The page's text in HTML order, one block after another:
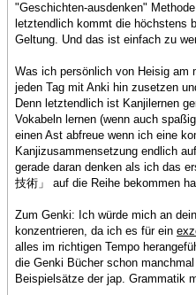
"Geschichten-ausdenken"
letztendlich kommt die höchstens
Geltung. Und das ist einfach zu
Was ich persönlich von Heisig am
jeden Tag mit Anki hin zusetzen
Denn letztendlich ist Kanjilernen
Vokabeln lernen (wenn auch
einen Ast abfreue wenn ich eine
Kanjizusammensetzung endlich
gerade daran denken als ich das
技術」 auf die Reihe bekommen
Zum Genki: Ich würde mich an
konzentrieren, da ich es für ein
alles im richtigen Tempo
die Genki Bücher schon
Beispielsätze der jap. Grammatik